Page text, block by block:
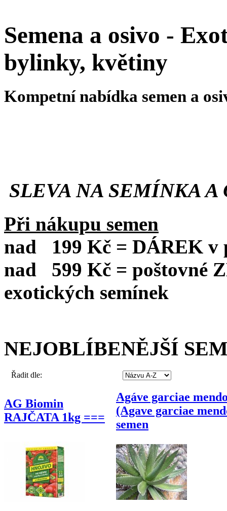
Semena a osivo -
bylinky, květiny
Kompetní nabídka semen a
SLEVA NA SEMÍNKA A
Při nákupu semen
nad 199 Kč = DÁREK v
nad 599 Kč = poštovné
exotických semínek
NEJOBLÍBENĚJŠÍ
Řadit dle:
AG Biomin
RAJČATA 1kg ===
Agáve garciae
(Agave garciae
semen